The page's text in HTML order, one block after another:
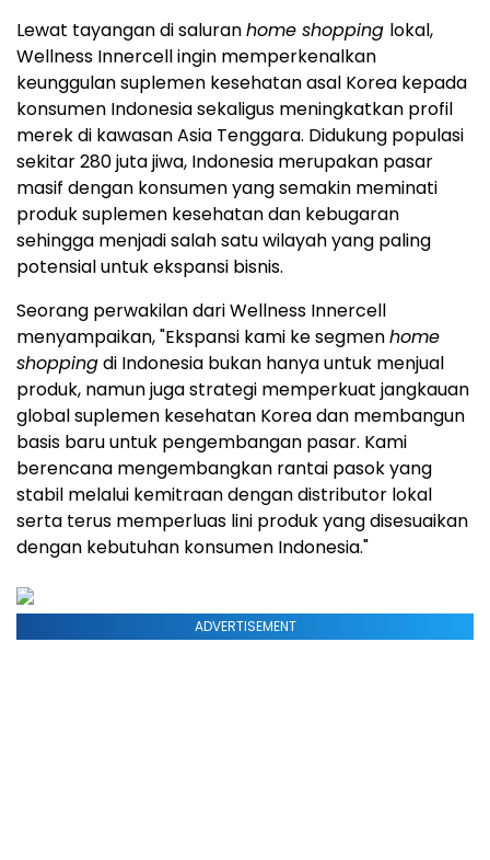
Lewat tayangan di saluranhome shopping lokal,
Wellness Innercell ingin memperkenalkan
keunggulan suplemen kesehatan asal Korea kepada
konsumen Indonesiasekaligus meningkatkan profil
merek di kawasanAsia Tenggara. Didukung populasi
sekitar 280 juta jiwa, Indonesia merupakan pasar
masif dengan konsumen yang semakin meminati
produk suplemen kesehatan dan kebugaran
sehingga menjadi salah satu wilayah yang paling
potensial untuk ekspansi bisnis.
Seorang perwakilan dari Wellness Innercell
menyampaikan, "Ekspansi kami ke segmenhome
shoppingdi Indonesia bukan hanya untuk menjual
produk, namun juga strategi memperkuat jangkauan
global suplemen kesehatan Korea dan membangun
basis baru untuk pengembangan pasar. Kami
berencana mengembangkan rantai pasok yang
stabil melalui kemitraan dengan distributor lokal
serta terus memperluas lini produk yang disesuaikan
dengan kebutuhan konsumen Indonesia."
ADVERTISEMENT